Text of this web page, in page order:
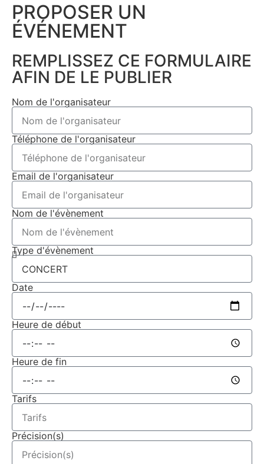
PROPOSER UN
ÉVÉNEMENT​
REMPLISSEZ CE FORMULAIRE
AFIN DE LE PUBLIER
Nom de l'organisateur
Téléphone de l'organisateur
Email de l'organisateur
Nom de l'évènement
Type d'évènement
Date
Heure de début
Heure de fin
Tarifs
Précision(s)